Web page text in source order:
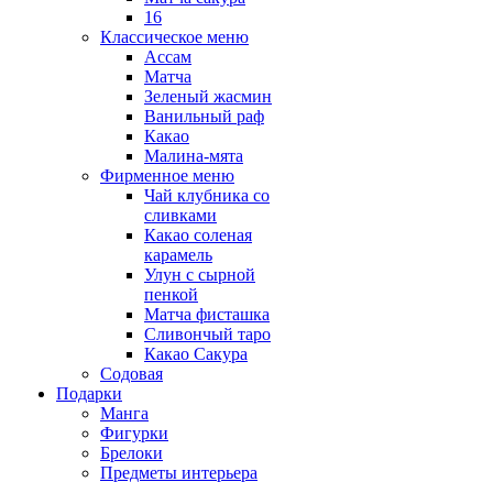
16
Классическое меню
Ассам
Матча
Зеленый жасмин
Ванильный раф
Какао
Малина-мята
Фирменное меню
Чай клубника со
сливками
Какао соленая
карамель
Улун с сырной
пенкой
Матча фисташка
Сливончый таро
Какао Сакура
Содовая
Подарки
Манга
Фигурки
Брелоки
Предметы интерьера